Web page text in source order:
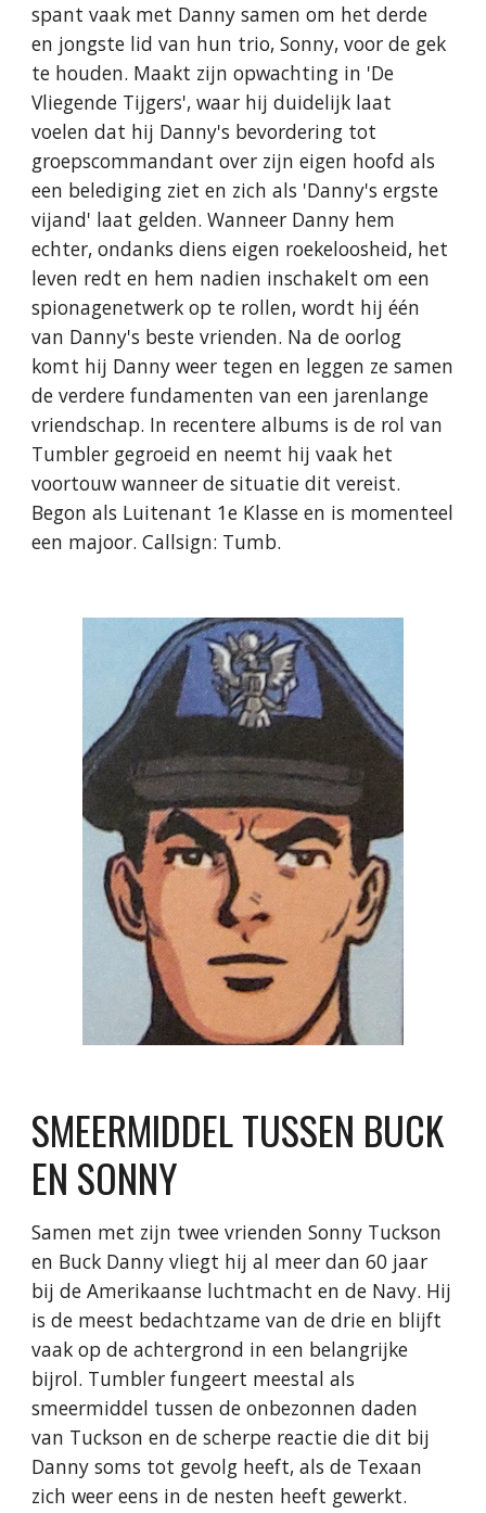
spant vaak met Danny samen om het derde
en jongste lid van hun trio, Sonny, voor de gek
te houden. Maakt zijn opwachting in 'De
Vliegende Tijgers', waar hij duidelijk laat
voelen dat hij Danny's bevordering tot
groepscommandant over zijn eigen hoofd als
een belediging ziet en zich als 'Danny's ergste
vijand' laat gelden. Wanneer Danny hem
echter, ondanks diens eigen roekeloosheid, het
leven redt en hem nadien inschakelt om een
spionagenetwerk op te rollen, wordt hij één
van Danny's beste vrienden. Na de oorlog
komt hij Danny weer tegen en leggen ze samen
de verdere fundamenten van een jarenlange
vriendschap. In recentere albums is de rol van
Tumbler gegroeid en neemt hij vaak het
voortouw wanneer de situatie dit vereist.
Begon als Luitenant 1e Klasse en is momenteel
een majoor. Callsign: Tumb.
SMEERMIDDEL TUSSEN BUCK
EN SONNY
Samen met zijn twee vrienden Sonny Tuckson
en Buck Danny vliegt hij al meer dan 60 jaar
bij de Amerikaanse luchtmacht en de Navy. Hij
is de meest bedachtzame van de drie en blijft
vaak op de achtergrond in een belangrijke
bijrol. Tumbler fungeert meestal als
smeermiddel tussen de onbezonnen daden
van Tuckson en de scherpe reactie die dit bij
Danny soms tot gevolg heeft, als de Texaan
zich weer eens in de nesten heeft gewerkt.